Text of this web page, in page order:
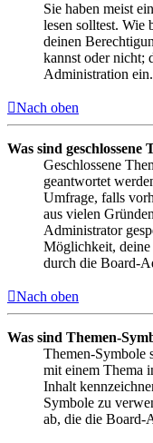
Sie haben meist
lesen solltest. Wie
deinen
kannst oder nicht;
Administration ein.
Nach oben
Was sind geschlossene
Geschlossene
geantwortet
Umfrage, falls
aus vielen
Administrator
Möglichkeit, deine
durch die Board-
Nach oben
Was sind Themen-
Themen-Symbole
mit einem Thema
Inhalt
Symbole zu
ab, die die Board-